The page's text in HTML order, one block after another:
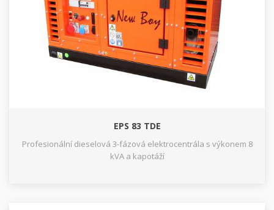
EPS 83 TDE
Profesionální dieselová 3-fázová elektrocentrála s výkonem 8
kVA a kapotáží